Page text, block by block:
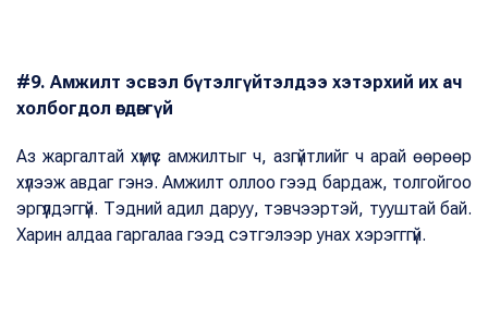
#9. Амжилт эсвэл бүтэлгүйтэлдээ хэтэрхий их ач
холбогдол өгдөггүй
Аз жаргалтай хүмүүс амжилтыг ч, азгүйтлийг ч арай өөрөөр
хүлээж авдаг гэнэ. Амжилт оллоо гээд бардаж, толгойгоо
эргүүлдэггүй. Тэдний адил даруу, тэвчээртэй, тууштай бай.
Харин алдаа гаргалаа гээд сэтгэлээр унах хэрэгггүй.